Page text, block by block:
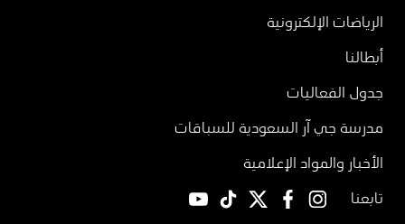
الرياضات الإلكترونية
أبطالنا
جدول الفعاليات
مدرسة جي آر السعودية للسباقات
الأخبار والمواد الإعلامية
تابعنا